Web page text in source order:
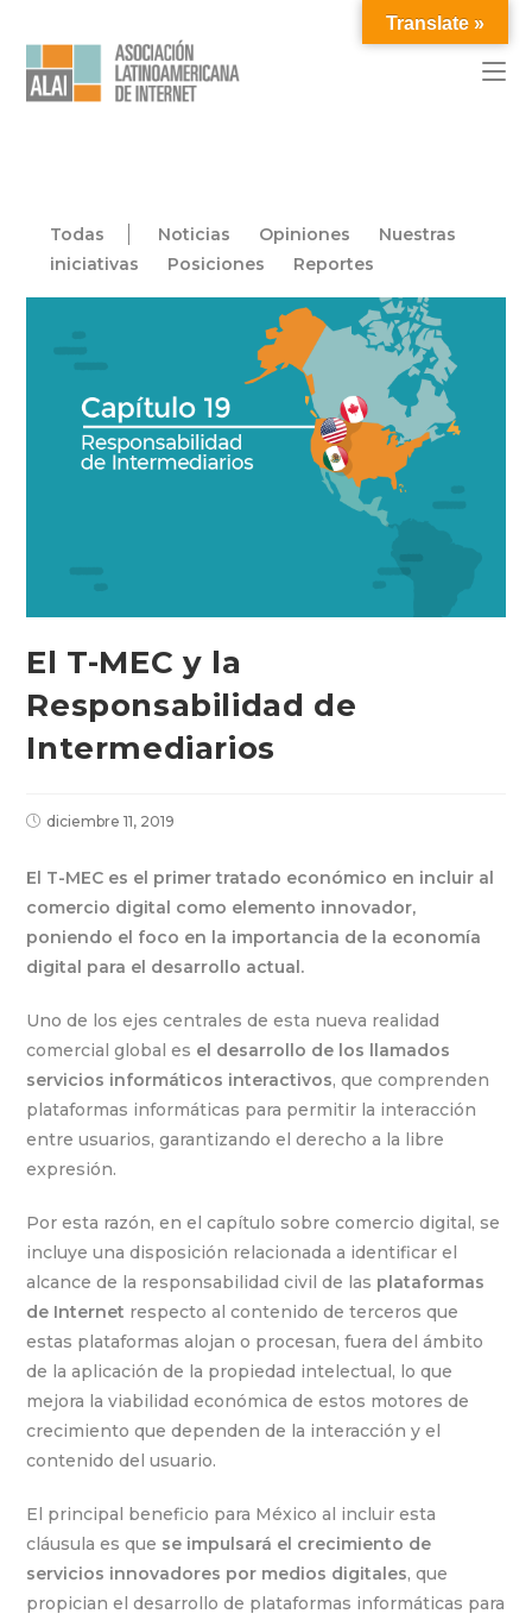
Todas Noticias Opiniones
Nuestras
iniciativas
Posiciones Reportes
El T-MEC y la
Responsabilidad de
Intermediarios
diciembre 11, 2019
El T-MEC es el primer tratado económico en incluir al
comercio digital como elemento innovador,
poniendo el foco en la importancia de la economía
digital para el desarrollo actual.
Uno de los ejes centrales de esta nueva realidad
comercial global es el desarrollo de los llamados
servicios informáticos interactivos, que comprenden
plataformas informáticas para permitir la interacción
entre usuarios, garantizando el derecho a la libre
expresión.
Por esta razón, en el capítulo sobre comercio digital, se
incluye una disposición relacionada a identificar el
alcance de la responsabilidad civil de las plataformas
de Internet respecto al contenido de terceros que
estas plataformas alojan o procesan, fuera del ámbito
de la aplicación de la propiedad intelectual, lo que
mejora la viabilidad económica de estos motores de
crecimiento que dependen de la interacción y el
contenido del usuario.
El principal beneficio para México al incluir esta
cláusula es que se impulsará el crecimiento de
servicios innovadores por medios digitales, que
propician el desarrollo de plataformas informáticas para
Translate »